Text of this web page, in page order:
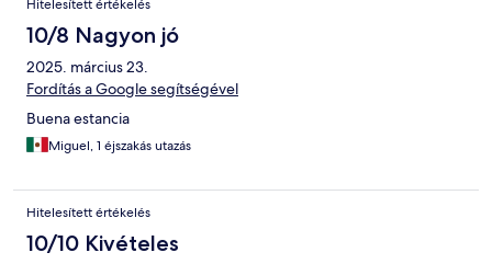
Hitelesített értékelés
10/8 Nagyon jó
2025. március 23.
Fordítás a Google segítségével
Buena estancia
Miguel, 1 éjszakás utazás
Hitelesített értékelés
10/10 Kivételes